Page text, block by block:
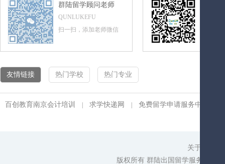
群陆留学顾问老师
QUNLUKEFU
扫一扫，添加老师微信
友情链接 热门学校 热门专业
百创教育南京会计培训 | 求学快递网 | 免费留学申请服务中心
关于我们
版权所有 群陆出国留学服务平台